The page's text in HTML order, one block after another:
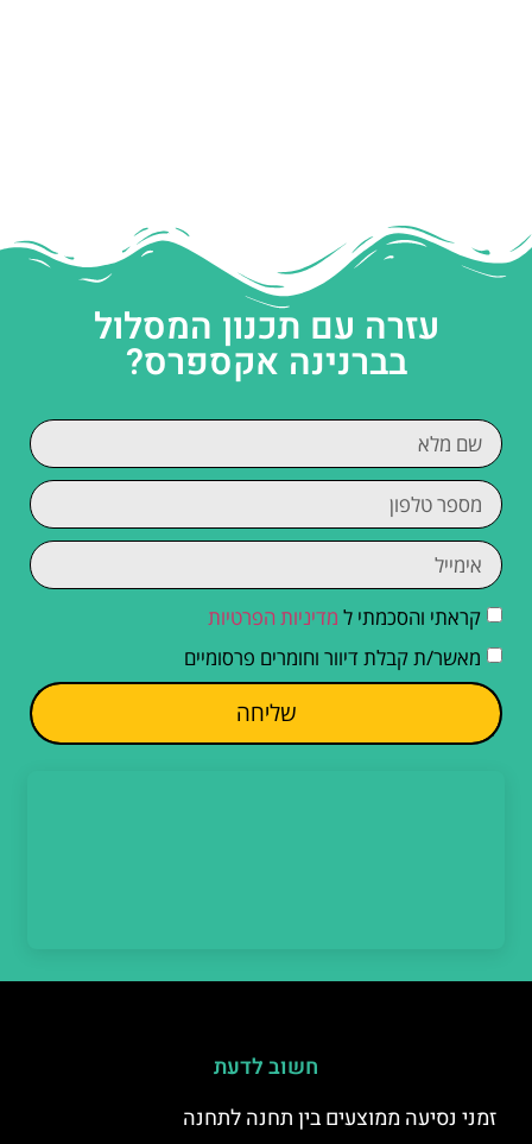
עזרה עם תכנון המסלול
בברנינה אקספרס?
קראתי והסכמתי ל מדיניות הפרטיות
מאשר/ת קבלת דיוור וחומרים פרסומיים
שליחה
חשוב לדעת
זמני נסיעה ממוצעים בין תחנה לתחנה